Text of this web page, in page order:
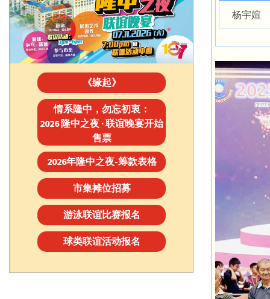
杨宇媗
《缘起》
情系隆中，勿忘初衷：
2026 隆中之夜 · 联谊晚宴开始
售票
2026年隆中之夜-筹款表格
市集摊位招募
游泳联谊比赛报名
球类联谊活动报名